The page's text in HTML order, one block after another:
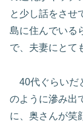
と少し話をさせ
島に住んでいる
で、夫妻にとて
40代ぐらいだ
のように滲み出
に、奥さんが笑